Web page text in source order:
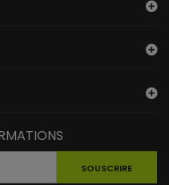
(10 avis)
SOUSCRIRE